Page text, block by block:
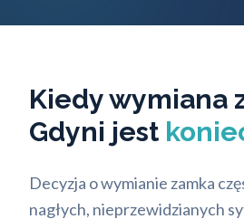
Kiedy wymiana
Gdyni jest
Decyzja o wymianie zamka
nagłych, nieprzewidzianych